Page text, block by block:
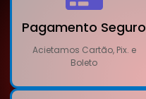
Pagamento Seguro
Acietamos Cartão, Pix. e
Boleto